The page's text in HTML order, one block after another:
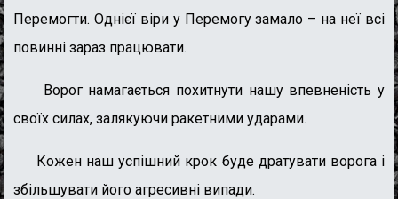
Перемогти. Однієї віри у Перемогу замало – на неї всі
повинні зараз працювати.
Ворог намагається похитнути нашу впевненість у
своїх силах, залякуючи ракетними ударами.
Кожен наш успішний крок буде дратувати ворога і
збільшувати його агресивні випади.